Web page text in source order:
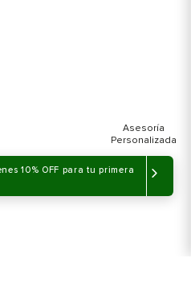
10% OFF para tu primera